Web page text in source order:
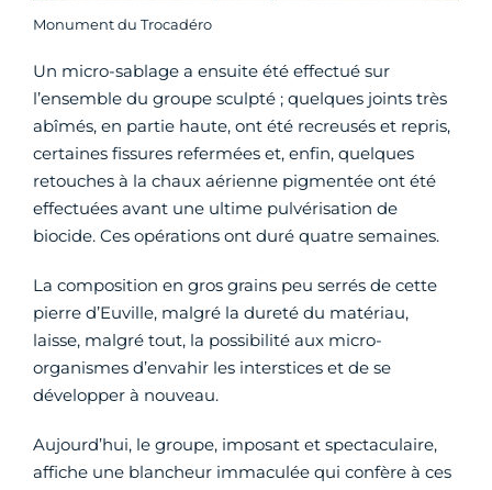
Monument du Trocadéro
Un micro-sablage a ensuite été effectué sur
l’ensemble du groupe sculpté ; quelques joints très
abîmés, en partie haute, ont été recreusés et repris,
certaines fissures refermées et, enfin, quelques
retouches à la chaux aérienne pigmentée ont été
effectuées avant une ultime pulvérisation de
biocide. Ces opérations ont duré quatre semaines.
La composition en gros grains peu serrés de cette
pierre d’Euville, malgré la dureté du matériau,
laisse, malgré tout, la possibilité aux micro-
organismes d’envahir les interstices et de se
développer à nouveau.
Aujourd’hui, le groupe, imposant et spectaculaire,
affiche une blancheur immaculée qui confère à ces